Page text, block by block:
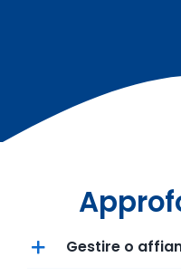
Gestire o